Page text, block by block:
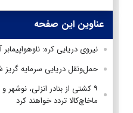
عناوین این صفحه
نیروی دریایی کره:
حمل‌ونقل دریایی سرمایه
۹ کشتی از بنادر انزلی، نوشهر و
ماخاچ‌کالا تردد خواهند کرد